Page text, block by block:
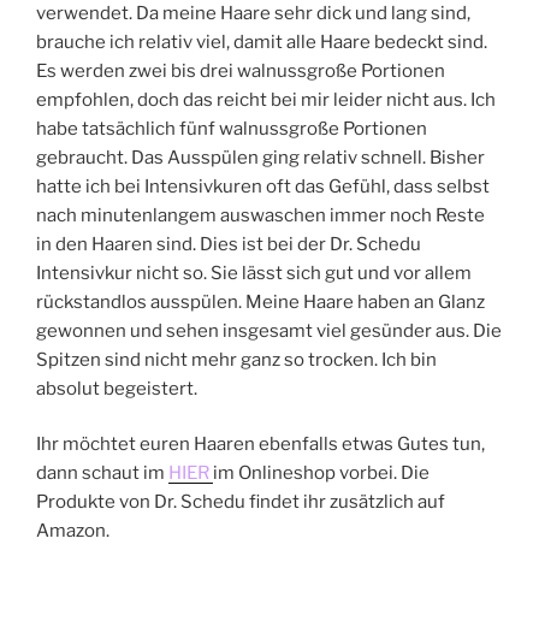
verwendet. Da meine Haare sehr dick und lang sind,
brauche ich relativ viel, damit alle Haare bedeckt sind.
Es werden zwei bis drei walnussgroße Portionen
empfohlen, doch das reicht bei mir leider nicht aus. Ich
habe tatsächlich fünf walnussgroße Portionen
gebraucht. Das Ausspülen ging relativ schnell. Bisher
hatte ich bei Intensivkuren oft das Gefühl, dass selbst
nach minutenlangem auswaschen immer noch Reste
in den Haaren sind. Dies ist bei der Dr. Schedu
Intensivkur nicht so. Sie lässt sich gut und vor allem
rückstandlos ausspülen. Meine Haare haben an Glanz
gewonnen und sehen insgesamt viel gesünder aus. Die
Spitzen sind nicht mehr ganz so trocken. Ich bin
absolut begeistert.
Ihr möchtet euren Haaren ebenfalls etwas Gutes tun,
dann schaut im HIER im Onlineshop vorbei. Die
Produkte von Dr. Schedu findet ihr zusätzlich auf
Amazon.